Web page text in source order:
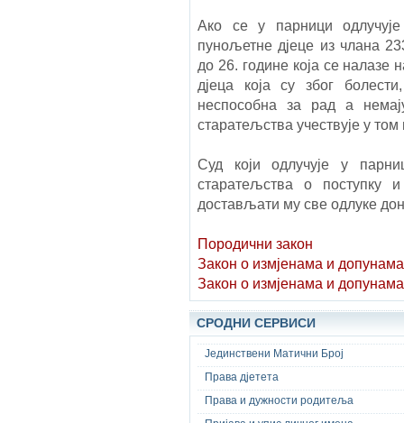
Ако се у парници
пунољетне дјеце из члана
до 26. године која се
дјеца која су због
неспособна за рад а
старатељства учествује у
Суд који одлучује у
старатељства о
достављати му све одлуке
Породични закон
Закон о измјенама и
Закон о измјенама и
СРОДНИ СЕРВИСИ
Јединствени Матични Број
Права дјетета
Права и дужности родитеља